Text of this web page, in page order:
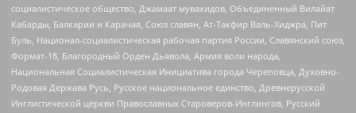
социалистическое общество, Джамаат мувахидов, Объединенный Вилайат
Кабарды, Балкарии и Карачая, Союз славян, Ат-Такфир Валь-Хиджра, Пит
Буль, Национал-социалистическая рабочая партия России, Славянский союз,
Формат-18, Благородный Орден Дьявола, Армия воли народа,
Национальная Социалистическая Инициатива города Череповца, Духовно-
Родовая Держава Русь, Русское национальное единство, Древнерусской
Инглистической церкви Православных Староверов-Инглингов, Русский